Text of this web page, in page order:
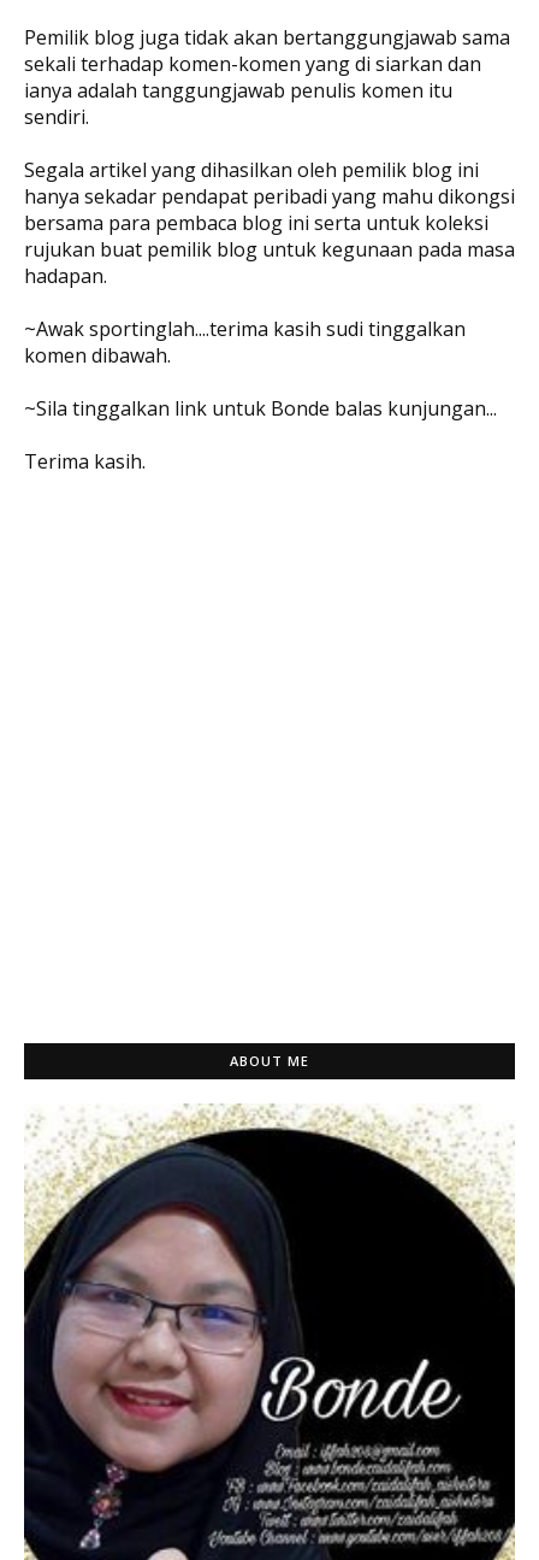
Pemilik blog juga tidak akan bertanggungjawab sama
sekali terhadap komen-komen yang di siarkan dan
ianya adalah tanggungjawab penulis komen itu
sendiri.
Segala artikel yang dihasilkan oleh pemilik blog ini
hanya sekadar pendapat peribadi yang mahu dikongsi
bersama para pembaca blog ini serta untuk koleksi
rujukan buat pemilik blog untuk kegunaan pada masa
hadapan.
~Awak sportinglah....terima kasih sudi tinggalkan
komen dibawah.
~Sila tinggalkan link untuk Bonde balas kunjungan...
Terima kasih.
ABOUT ME